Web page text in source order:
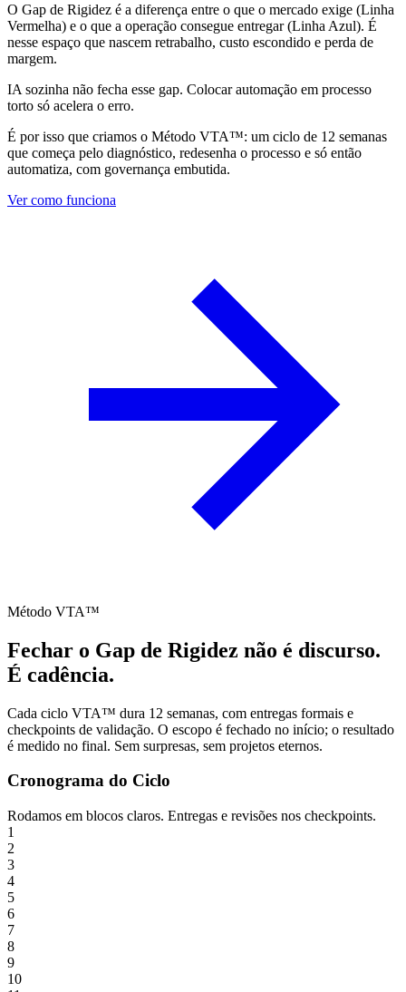
O Gap de Rigidez é a diferença entre o que o mercado exige (Linha
Vermelha) e o que a operação consegue entregar (Linha Azul). É
nesse espaço que nascem retrabalho, custo escondido e perda de
margem.
IA sozinha não fecha esse gap. Colocar automação em processo
torto só acelera o erro.
É por isso que criamos o Método VTA™: um ciclo de 12 semanas
que começa pelo diagnóstico, redesenha o processo e só então
automatiza, com governança embutida.
Ver como funciona
Método VTA™
Fechar o Gap de Rigidez não é discurso.
É cadência.
Cada ciclo VTA™ dura 12 semanas, com entregas formais e
checkpoints de validação. O escopo é fechado no início; o resultado
é medido no final. Sem surpresas, sem projetos eternos.
Cronograma do Ciclo
Rodamos em blocos claros. Entregas e revisões nos checkpoints.
1
2
3
4
5
6
7
8
9
10